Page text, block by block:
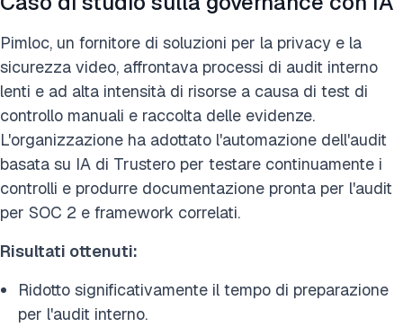
Pimloc, un fornitore di soluzioni per la privacy e la
sicurezza video, affrontava processi di audit interno
lenti e ad alta intensità di risorse a causa di test di
controllo manuali e raccolta delle evidenze.
L'organizzazione ha adottato l'automazione dell'audit
basata su IA di Trustero per testare continuamente i
controlli e produrre documentazione pronta per l'audit
per SOC 2 e framework correlati.
Risultati ottenuti:
Ridotto significativamente il tempo di preparazione
per l'audit interno.